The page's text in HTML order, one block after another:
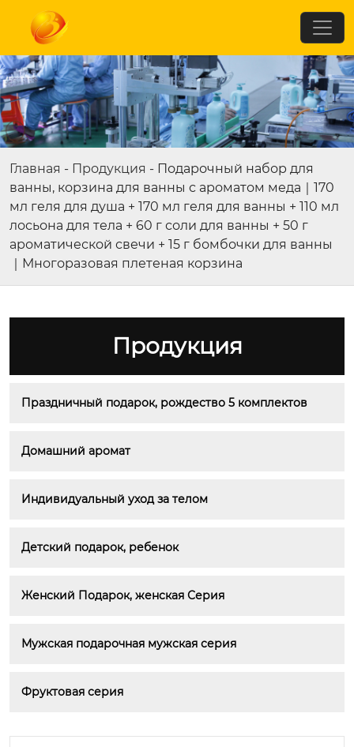
Главная - Продукция - Подарочный набор для
ванны, корзина для ванны с ароматом меда｜170
мл геля для душа + 170 мл геля для ванны + 110 мл
лосьона для тела + 60 г соли для ванны + 50 г
ароматической свечи + 15 г бомбочки для ванны
｜Многоразовая плетеная корзина
Продукция
Праздничный подарок, рождество 5 комплектов
Домашний аромат
Индивидуальный уход за телом
Детский подарок, ребенок
Женский Подарок, женская Серия
Мужская подарочная мужская серия
Фруктовая серия